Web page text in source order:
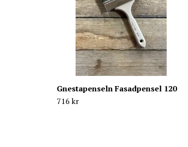
Gnestapenseln Fasadpensel 120
716 kr